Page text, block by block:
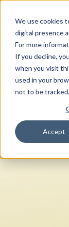
We use cookies
digital presence
For more
If you decline,
when you visit
used in your
not to be tracked.
Accept
GmbH
Direct